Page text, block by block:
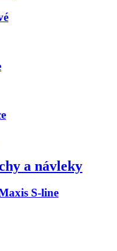
a návleky
S-line